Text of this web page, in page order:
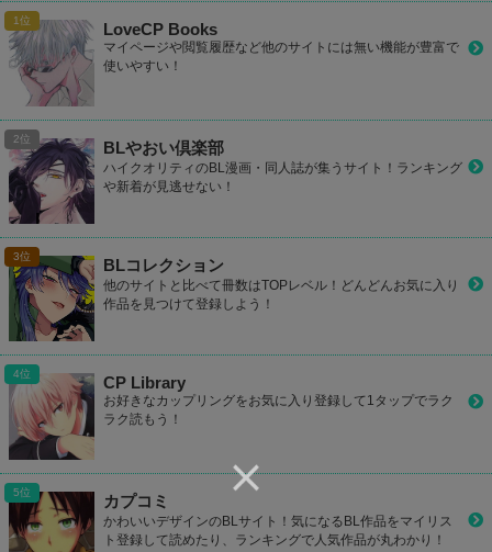
LoveCP Books
マイページや閲覧履歴など他のサイトには無い機能が豊富で
使いやすい！
BLやおい倶楽部
ハイクオリティのBL漫画・同人誌が集うサイト！ランキング
や新着が見逃せない！
BLコレクション
他のサイトと比べて冊数はTOPレベル！どんどんお気に入り
作品を見つけて登録しよう！
CP Library
お好きなカップリングをお気に入り登録して1タップでラク
ラク読もう！
カプコミ
かわいいデザインのBLサイト！気になるBL作品をマイリス
ト登録して読めたり、ランキングで人気作品が丸わかり！